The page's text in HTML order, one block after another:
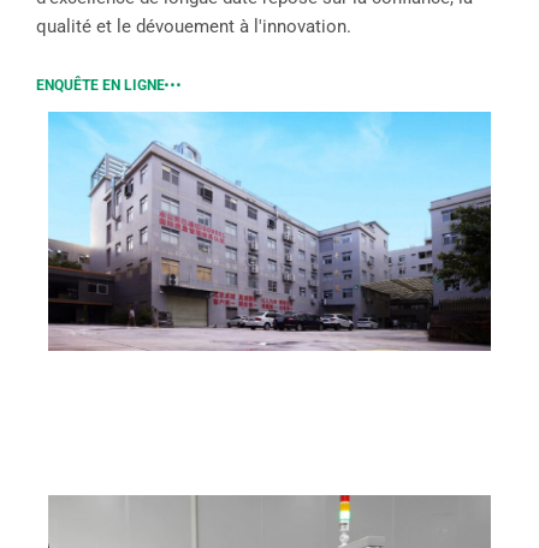
qualité et le dévouement à l'innovation.
ENQUÊTE EN LIGNE